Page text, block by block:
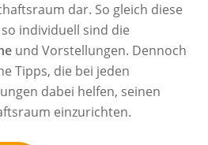
dar. So gleich diese
individuell sind die
und Vorstellungen. Dennoch
Tipps, die bei jeden
dabei helfen, seinen
einzurichten.